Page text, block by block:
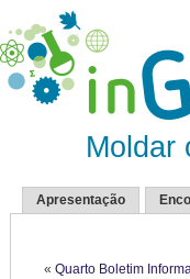
Moldar
Apresentação
« Quarto Boletim